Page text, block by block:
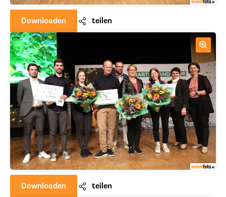
Downloaden teilen
Downloaden teilen